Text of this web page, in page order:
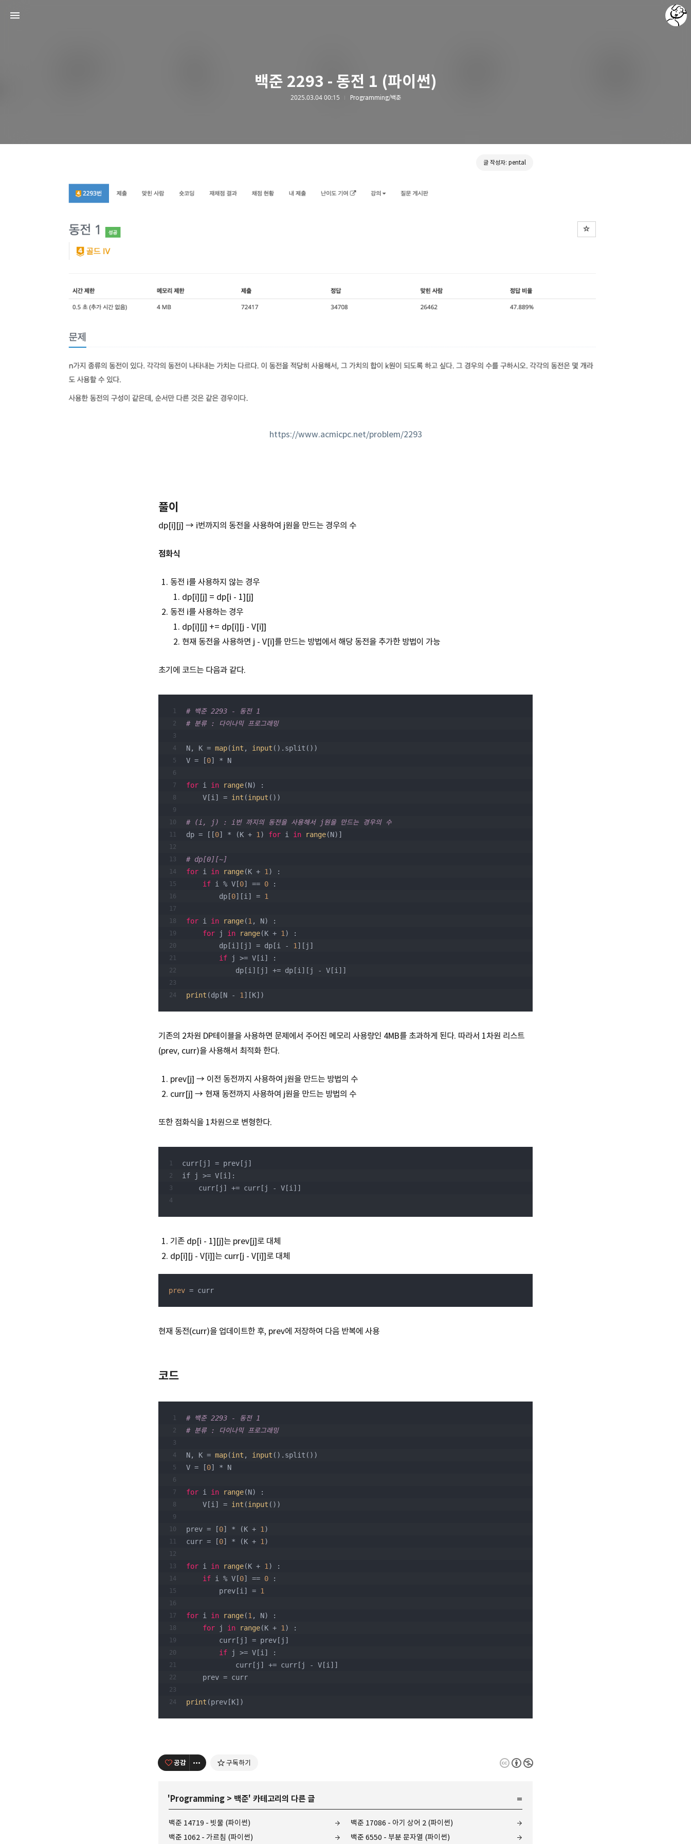
백준 2293 - 동전 1 (파이썬)
2025.03.04 00:15 Programming/백준
글 작성자: pental
https://www.acmicpc.net/problem/2293
풀이
dp[i][j] → i번까지의 동전을 사용하여 j원을 만드는 경우의 수
점화식
동전 i를 사용하지 않는 경우
dp[i][j] = dp[i - 1][j]
동전 i를 사용하는 경우
dp[i][j] += dp[i][j - V[i]]
현재 동전을 사용하면 j - V[i]를 만드는 방법에서 해당 동전을 추가한 방법이 가능
초기에 코드는 다음과 같다.
# 백준 2293 - 동전 1
# 분류 : 다이나믹 프로그래밍
N, K = map(int , input ().split())
V = [0] * N
for i in range(N) :
    V[i] =
int (input ())
# (i, j) : i번 까지의 동전을 사용해서 j원을 만드는 경우의 수
dp = [[0] * (K + 1) for i in range(N)]
# dp[0][~]
for i in range(K + 1) :
if i % V[0] == 0 :
        dp[
0][i] = 1
for i in range(1, N) :
for j in range(K + 1) :
        dp[i][j] = dp[i -
1][j]
if j >= V[i] :
            dp[i][j] += dp[i][j - V[i]]
print (dp[N - 1][K])
기존의 2차원 DP테이블을 사용하면 문제에서 주어진 메모리 사용량인 4MB를 초과하게 된다. 따라서 1차원 리스트
(prev, curr)을 사용해서 최적화 한다.
prev[j] → 이전 동전까지 사용하여 j원을 만드는 방법의 수
curr[j] → 현재 동전까지 사용하여 j원을 만드는 방법의 수
또한 점화식을 1차원으로 변형한다.
curr[j] = prev[j]
if j >= V[i]:
    curr[j] += curr[j - V[i]]
기존 dp[i - 1][j]는 prev[j]로 대체
dp[i][j - V[i]]는 curr[j - V[i]]로 대체
prev
현재 동전(curr)을 업데이트한 후, prev에 저장하여 다음 반복에 사용
코드
# 백준 2293 - 동전 1
# 분류 : 다이나믹 프로그래밍
N, K = map(int , input ().split())
V = [0] * N
for i in range(N) :
    V[i] =
int (input ())
prev = [0] * (K + 1)
curr = [0] * (K + 1)
for i in range(K + 1) :
if i % V[0] == 0 :
        prev[i] =
1
for i in range(1, N) :
for j in range(K + 1) :
        curr[j] = prev[j]
if j >= V[i] :
            curr[j] += curr[j - V[i]]
    prev = curr
print (prev[K])
공감 구독하기
' Programming > 백준' 카테고리의 다른 글
백준 14719 - 빗물 (파이썬)
백준 17086 - 아기 상어 2 (파이썬)
백준 1062 - 가르침 (파이썬)
백준 6550 - 부분 문자열 (파이썬)